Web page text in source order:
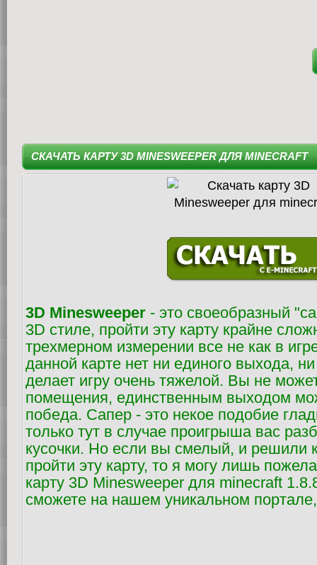
СКАЧАТЬ КАРТУ 3D MINESWEEPER ДЛЯ MINECRAFT
3D Minesweeper - это своеобразный
3D стиле, пройти эту карту крайне
трехмерном измерении все не как в
данной карте нет ни единого выхода,
делает игру очень тяжелой. Вы не
помещения, единственным выходом
победа. Сапер - это некое подобие
только тут в случае проигрыша вас
кусочки. Но если вы смелый, и решили
пройти эту карту, то я могу лишь
карту 3D Minesweeper для minecraft
сможете на нашем уникальном